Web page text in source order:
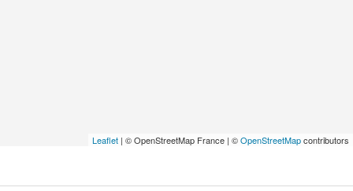
Leaflet | © OpenStreetMap France | ©OpenStreetMapcontributors